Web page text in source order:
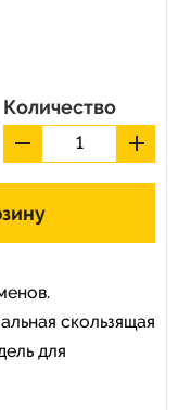
Количество
скользящая
для